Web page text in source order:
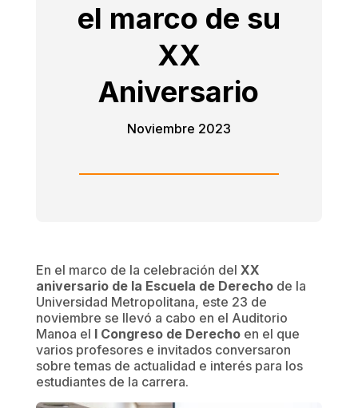
el marco de su
XX
Aniversario
Noviembre 2023
En el marco de la celebración del XX
aniversario de la Escuela de Derechode la
Universidad Metropolitana, este 23 de
noviembre se llevó a cabo en el Auditorio
Manoa el I Congreso de Derechoen el que
varios profesores e invitados conversaron
sobre temas de actualidad e interés para los
estudiantes de la carrera.